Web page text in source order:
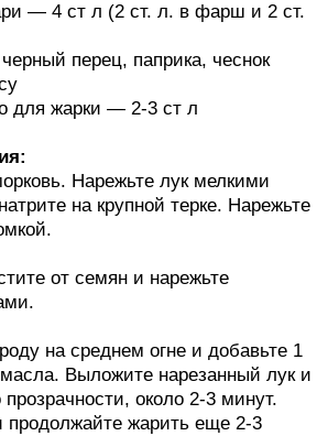
— 4 ст л (2 ст. л. в фарш и 2 ст.
перец, паприка, чеснок
для жарки — 2-3 ст л
Нарежьте лук мелкими
на крупной терке. Нарежьте
от семян и нарежьте
на среднем огне и добавьте 1
масла. Выложите нарезанный лук и
около 2-3 минут.
продолжайте жарить еще 2-3